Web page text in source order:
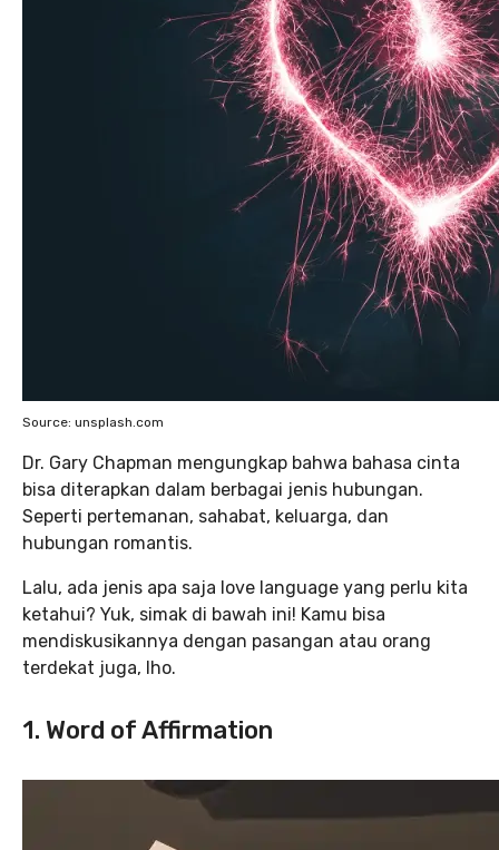
Source: unsplash.com
Dr. Gary Chapman mengungkap bahwa bahasa cinta
bisa diterapkan dalam berbagai jenis hubungan.
Seperti pertemanan, sahabat, keluarga, dan
hubungan romantis.
Lalu, ada jenis apa saja love language yang perlu kita
ketahui? Yuk, simak di bawah ini! Kamu bisa
mendiskusikannya dengan pasangan atau orang
terdekat juga, lho.
1. Word of Affirmation